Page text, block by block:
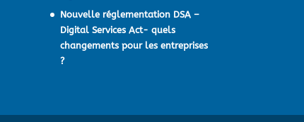
Nouvelle réglementation DSA –
Digital Services Act- quels
changements pour les entreprises
?